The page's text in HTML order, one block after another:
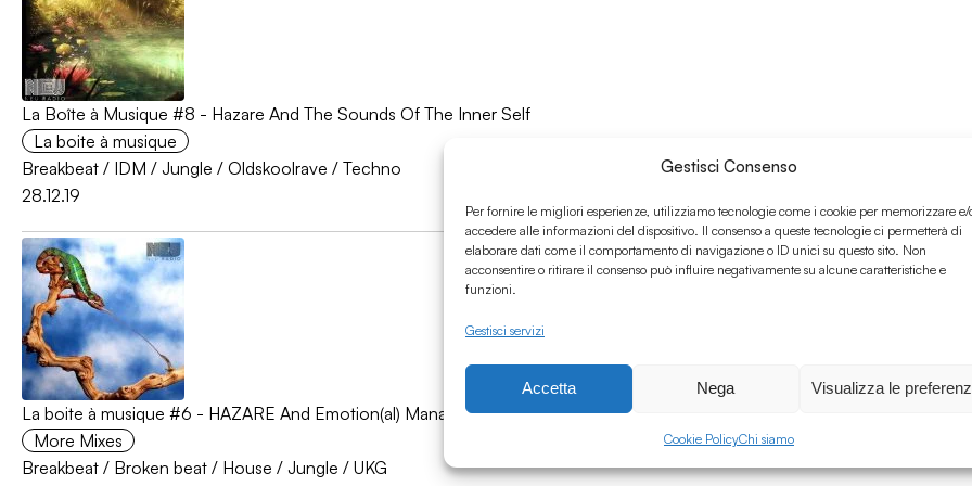
Gestisci Consenso
Per fornire le migliori esperienze, utilizziamo tecnologie come i cookie per memorizzare e/
accedere alle informazioni del dispositivo. Il consenso a queste tecnologie ci permetterà di
elaborare dati come il comportamento di navigazione o ID unici su questo sito. Non
acconsentire o ritirare il consenso può influire negativamente su alcune caratteristiche e
funzioni.
Gestisci servizi
Accetta Nega Visualizza le
Cookie PolicyChi siamo
La Boîte à Musique #8 - Hazare And The Sounds Of The Inner Self
La boite à musique
Breakbeat / IDM / Jungle / Oldskoolrave / Techno
28.12.19
La boite à musique #6 - HAZARE And Emotion(al) Management
More Mixes
Breakbeat / Broken beat / House / Jungle / UKG